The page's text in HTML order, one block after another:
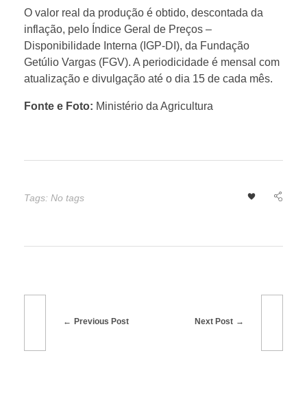
r
a
p
s
s
a
1
O valor real da produção é obtido, descontada da
inflação, pelo Índice Geral de Preços –
Disponibilidade Interna (IGP-DI), da Fundação
Getúlio Vargas (FGV). A periodicidade é mensal com
atualização e divulgação até o dia 15 de cada mês.
Fonte e Foto: Ministério da Agricultura
Tags: No tags
Previous Post Next Post